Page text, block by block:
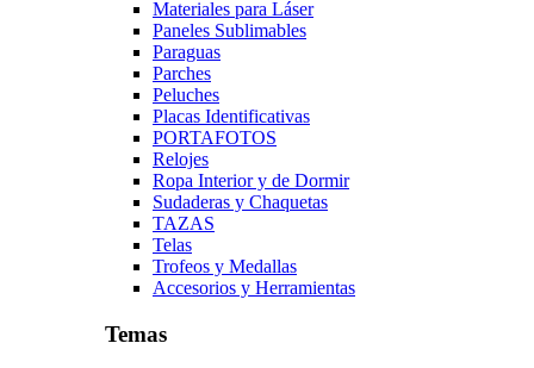
Materiales para Láser
Paneles Sublimables
Paraguas
Parches
Peluches
Placas Identificativas
PORTAFOTOS
Relojes
Ropa Interior y de Dormir
Sudaderas y Chaquetas
TAZAS
Telas
Trofeos y Medallas
Accesorios y Herramientas
Temas